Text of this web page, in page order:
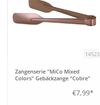
14523
Zangenserie "MiCo Mixed
Colors" Gebäckzange "Cobre"
€7,99*